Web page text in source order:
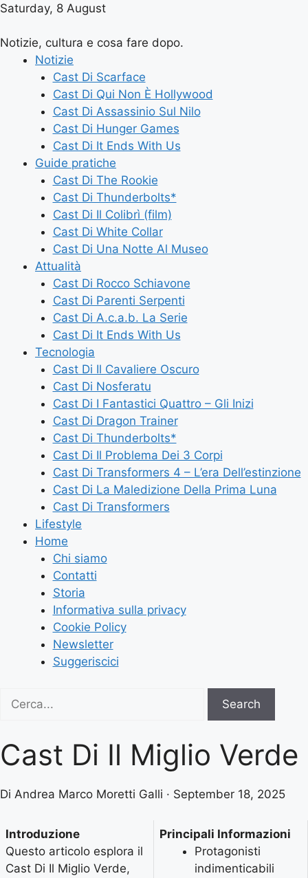
Saturday, 8 August
Notizie, cultura e cosa fare dopo.
Notizie
Cast Di Scarface
Cast Di Qui Non È Hollywood
Cast Di Assassinio Sul Nilo
Cast Di Hunger Games
Cast Di It Ends With Us
Guide pratiche
Cast Di The Rookie
Cast Di Thunderbolts*
Cast Di Il Colibrì (film)
Cast Di White Collar
Cast Di Una Notte Al Museo
Attualità
Cast Di Rocco Schiavone
Cast Di Parenti Serpenti
Cast Di A.c.a.b. La Serie
Cast Di It Ends With Us
Tecnologia
Cast Di Il Cavaliere Oscuro
Cast Di Nosferatu
Cast Di I Fantastici Quattro – Gli Inizi
Cast Di Dragon Trainer
Cast Di Thunderbolts*
Cast Di Il Problema Dei 3 Corpi
Cast Di Transformers 4 – L’era Dell’estinzione
Cast Di La Maledizione Della Prima Luna
Cast Di Transformers
Lifestyle
Home
Chi siamo
Contatti
Storia
Informativa sulla privacy
Cookie Policy
Newsletter
Suggeriscici
for:
Search
Cast Di Il Miglio Verde
Di Andrea Marco Moretti Galli · September 18, 2025
Introduzione
Questo articolo esplora il
Cast Di Il Miglio Verde,
Principali Informazioni
Protagonisti
indimenticabili